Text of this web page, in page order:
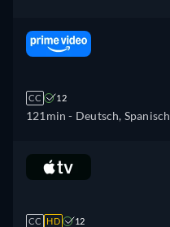
CC 12
121min - Deutsch, Spanisch
CC HD 12